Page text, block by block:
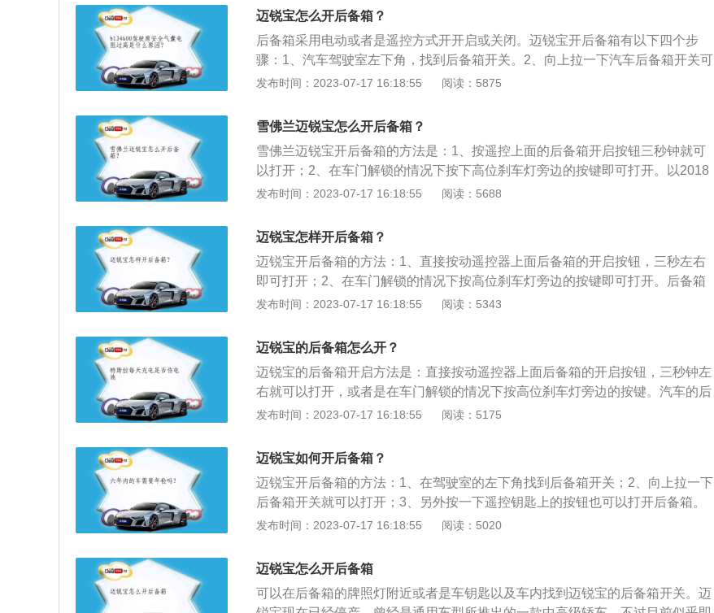
闭空间，温度升高十分快，十分容易发生危险。
匙的后备箱开启按钮，按解锁键后尾箱也会解锁。配备了智能感应钥匙的车型，
只要遥控钥匙在一定的范围内（一般为1米左右），按下尾箱上的开关，就可以
直接打开后备箱。
迈锐宝怎么开后备箱？
后备箱采用电动或者是遥控方式开开启或关闭。迈锐宝开后备箱有以下四个步
骤：1、汽车驾驶室左下角，找到后备箱开关。2、向上拉一下汽车后备箱开关可
以将车辆后备箱打开。3、外按一下汽车遥控钥匙上按钮也可以打开后备箱。以
LSIDI缸内直喷自然吸气发动机，搭配6速手自一体变速箱。
发布时间：2023-07-17 16:18:55 阅读：5875
雪佛兰迈锐宝怎么开后备箱？
雪佛兰迈锐宝开后备箱的方法是：1、按遥控上面的后备箱开启按钮三秒钟就可
以打开；2、在车门解锁的情况下按下高位刹车灯旁边的按键即可打开。以2018
款雪佛兰迈锐宝为例，其是一款中型车，车身尺寸是：长4855mm、宽1854m
悬架是麦弗逊式独立悬架，后悬架是多连杆式独立悬架，其搭载了1.5t涡轮增压
发动机，最大马力是170ps，最大扭矩是250nm，最大功率是125kw，与其匹配
的是6挡手自一体变速箱。
发布时间：2023-07-17 16:18:55 阅读：5688
迈锐宝怎样开后备箱？
迈锐宝开后备箱的方法：1、直接按动遥控器上面后备箱的开启按钮，三秒左右
即可打开；2、在车门解锁的情况下按高位刹车灯旁边的按键即可打开。后备箱
采用电动或者是遥控方式进行开启或关闭，如果要关闭后备箱，按一下后备箱里
车的中高级车，与别克“双君”系出同门。在车身尺寸方面，迈锐宝的长宽高分别
为4855mm、1854mm、1476mm。
发布时间：2023-07-17 16:18:55 阅读：5343
迈锐宝的后备箱怎么开？
迈锐宝的后备箱开启方法是：直接按动遥控器上面后备箱的开启按钮，三秒钟左
右就可以打开，或者是在车门解锁的情况下按高位刹车灯旁边的按键。汽车的后
备箱也有大小之分，后备箱一般有汽车的备胎、车辆的急救包、随车工包、三脚
4855mm、1854mm、1476mm，轴距是2737mm。该车动力方面搭载1.5T发动
机，最大功率为125kW，传动系统采用6速手自一体变速箱。
发布时间：2023-07-17 16:18:55 阅读：5175
迈锐宝如何开后备箱？
迈锐宝开后备箱的方法：1、在驾驶室的左下角找到后备箱开关；2、向上拉一下
后备箱开关就可以打开；3、另外按一下遥控钥匙上的按钮也可以打开后备箱。
迈锐宝是上海通用旗下的一款中高级车，大灯和进气格栅融为一体，采用远近一
具有强大的稳定性，具备最大马力170ps，最大功率125kw，最大扭矩250.3n
m。
发布时间：2023-07-17 16:18:55 阅读：5020
迈锐宝怎么开后备箱
可以在后备箱的牌照灯附近或者是车钥匙以及车内找到迈锐宝的后备箱开关。迈